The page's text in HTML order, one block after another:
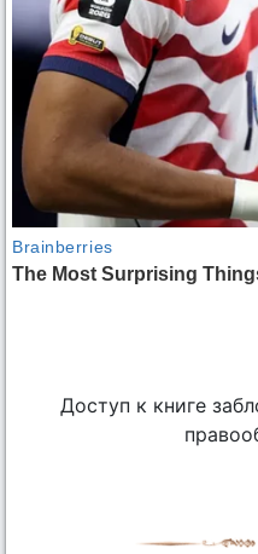
Доступ к книге